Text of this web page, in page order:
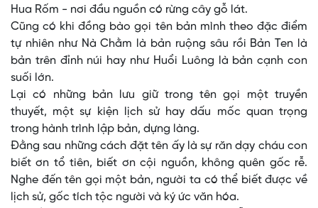
Hua Rốm - nơi đầu nguồn có rừng cây gỗ lát.
Cũng có khi đồng bào gọi tên bản mình theo đặc điểm
tự nhiên như Nà Chằm là bản ruộng sâu rồi Bản Ten là
bản trên đỉnh núi hay như Huổi Luông là bản cạnh con
suối lớn.
Lại có những bản lưu giữ trong tên gọi một truyền
thuyết, một sự kiện lịch sử hay dấu mốc quan trọng
trong hành trình lập bản, dựng làng.
Đằng sau những cách đặt tên ấy là sự răn dạy cháu con
biết ơn tổ tiên, biết ơn cội nguồn, không quên gốc rễ.
Nghe đến tên gọi một bản, người ta có thể biết được về
lịch sử, gốc tích tộc người và ký ức văn hóa.